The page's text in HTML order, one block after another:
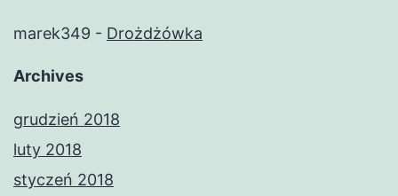
marek349 - Drożdżówka
Archives
grudzień 2018
luty 2018
styczeń 2018